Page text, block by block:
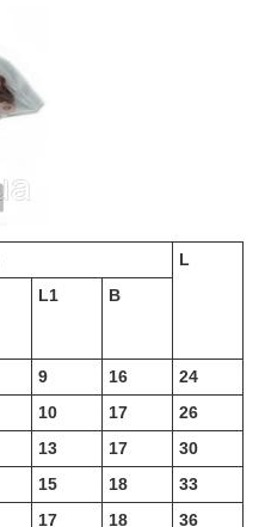
L
L1 B
9 16
24
10 17
26
13 17
30
15 18
33
17 18
36